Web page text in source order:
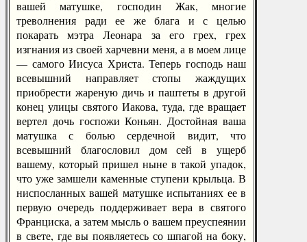
вашей матушке, господин Жак, многие
треволнения ради ее же блага и с целью
покарать мэтра Леонара за его грех, грех
изгнания из своей харчевни меня, а в моем лице
— самого Иисуса Христа. Теперь господь наш
всевышний направляет стопы жаждущих
приобрести жареную дичь и паштеты в другой
конец улицы святого Иакова, туда, где вращает
вертел дочь госпожи Коньян. Достойная ваша
матушка с болью сердечной видит, что
всевышний благословил дом сей в ущерб
вашему, который пришел ныне в такой упадок,
что уже замшели каменные ступени крыльца. В
ниспосланных вашей матушке испытаниях ее в
первую очередь поддерживает вера в святого
Франциска, а затем мысль о вашем преуспеянии
в свете, где вы появляетесь со шпагой на боку,